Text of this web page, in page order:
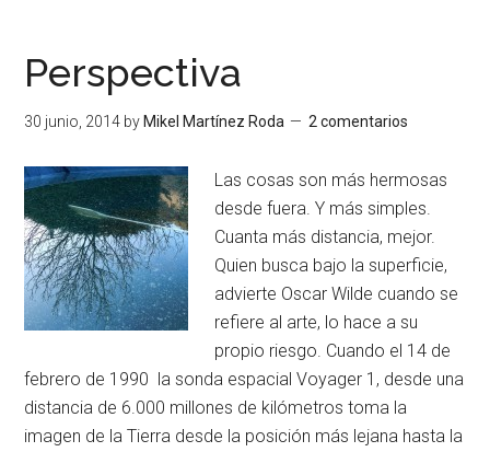
Perspectiva
30 junio, 2014 by Mikel Martínez Roda 2 comentarios
Las cosas son más hermosas
desde fuera. Y más simples.
Cuanta más distancia, mejor.
Quien busca bajo la superficie,
advierte Oscar Wilde cuando se
refiere al arte, lo hace a su
propio riesgo. Cuando el 14 de
febrero de 1990 la sonda espacial Voyager 1, desde una
distancia de 6.000 millones de kilómetros toma la
imagen de la Tierra desde la posición más lejana hasta la